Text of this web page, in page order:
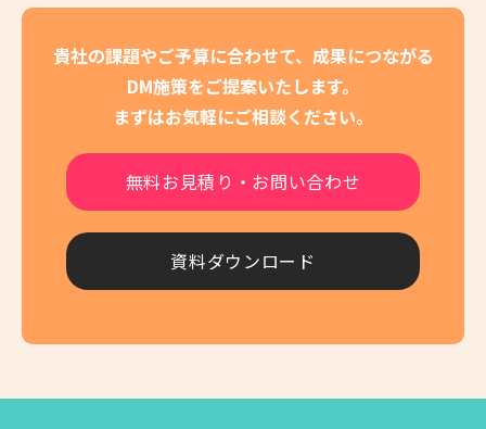
貴社の課題やご予算に合わせて、成果につながる
DM施策をご提案いたします。
まずはお気軽にご相談ください。
無料お見積り・お問い合わせ
資料ダウンロード